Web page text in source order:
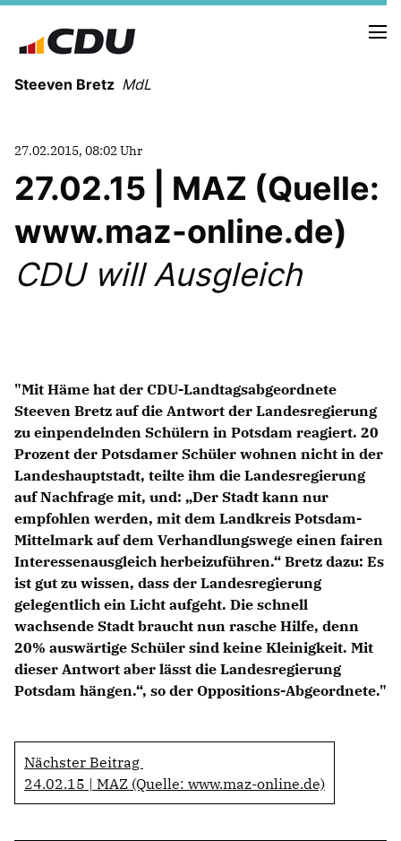
Steeven Bretz MdL
VITA
WAHLKREISBESUCHE
PRESSEFOTOS
MEIN BÜRGERBÜRO
Redebeiträge
Anträge CDU
Kleine Anfragen
CDU Deutschland
CDU Fraktion im Brandenburger Landtag
CDU Brandenburg
CDU Potsdam
27.02.2015, 08:02 Uhr
27.02.15 | MAZ (Quelle:
www.maz-online.de)
CDU will Ausgleich
"Mit Häme hat der CDU-Landtagsabgeordnete
Steeven Bretz auf die Antwort der Landesregierung
zu einpendelnden Schülern in Potsdam reagiert. 20
Prozent der Potsdamer Schüler wohnen nicht in der
Landeshauptstadt, teilte ihm die Landesregierung
auf Nachfrage mit, und: „Der Stadt kann nur
empfohlen werden, mit dem Landkreis Potsdam-
Mittelmark auf dem Verhandlungswege einen fairen
Interessenausgleich herbeizuführen.“ Bretz dazu: Es
ist gut zu wissen, dass der Landesregierung
gelegentlich ein Licht aufgeht. Die schnell
wachsende Stadt braucht nun rasche Hilfe, denn
20% auswärtige Schüler sind keine Kleinigkeit. Mit
dieser Antwort aber lässt die Landesregierung
Potsdam hängen.“, so der Oppositions-Abgeordnete."
Nächster Beitrag
24.02.15 | MAZ (Quelle: www.maz-online.de)